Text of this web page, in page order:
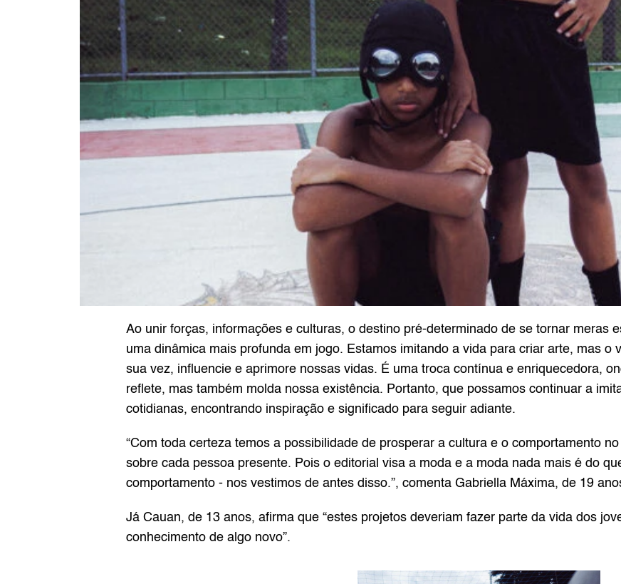
Ao unir forças, informações e culturas, o destino pré-determinado de se tornar meras
uma dinâmica mais profunda em jogo. Estamos imitando a vida para criar arte, mas o
sua vez, influencie e aprimore nossas vidas. É uma troca contínua e enriquecedora,
reflete, mas também molda nossa existência. Portanto, que possamos continuar a
cotidianas, encontrando inspiração e significado para seguir adiante.
“Com toda certeza temos a possibilidade de prosperar a cultura e o comportamento
sobre cada pessoa presente. Pois o editorial visa a moda e a moda nada mais é do
comportamento - nos vestimos de antes disso.”, comenta Gabriella Máxima, de 19
Já Cauan, de 13 anos, afirma que “estes projetos deveriam fazer parte da vida dos
conhecimento de algo novo”.